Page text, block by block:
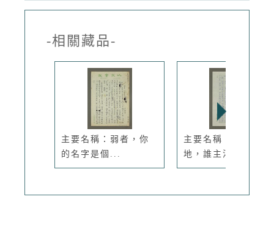
-相關藏品-
主要名稱：弱者，你
的名字是個...
主要名稱：問蒼茫大
地，誰主浮...